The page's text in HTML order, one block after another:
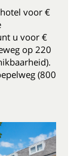
voor €
u voor €
op 220
(800